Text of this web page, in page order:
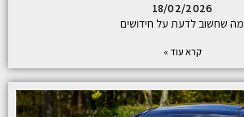
18/02/2026
מה שחשוב לדעת על חידושים
קרא עוד »